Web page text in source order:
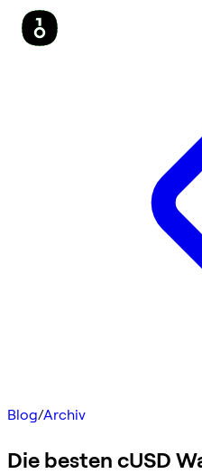
Blog/Archiv
Die besten cUSD